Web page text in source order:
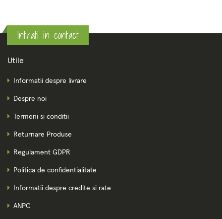
Intrati in contact
Utile
Informatii despre livrare
Despre noi
Termeni si conditii
Returnare Produse
Regulament GDPR
Politica de confidentialitate
Informatii despre credite si rate
ANPC